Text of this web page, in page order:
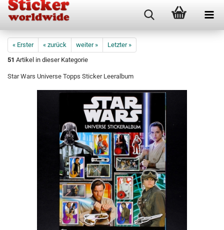
« Erster « zurück weiter »
Letzter »
51 Artikel in dieser Kategorie
Star Wars Universe Topps Sticker Leeralbum